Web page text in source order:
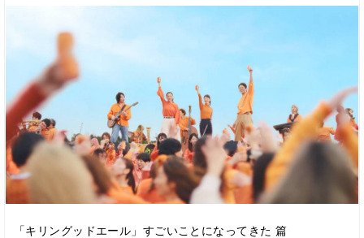
「キリングッドエール」すごいことになってきた 篇